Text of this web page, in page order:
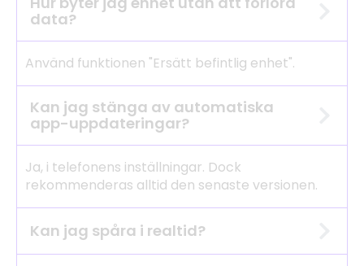
data?
Använd funktionen "Ersätt befintlig enhet".
Kan jag stänga av automatiska
app-uppdateringar?
Ja, i telefonens inställningar. Dock
rekommenderas alltid den senaste versionen.
Kan jag spåra i realtid?